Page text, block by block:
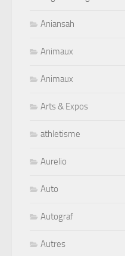
Aniansah
Animaux
Animaux
Arts & Expos
athletisme
Aurelio
Auto
Autograf
Autres